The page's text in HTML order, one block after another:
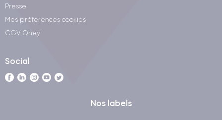
Presse
Mes préferences cookies
CGV Oney
Social
Nos labels